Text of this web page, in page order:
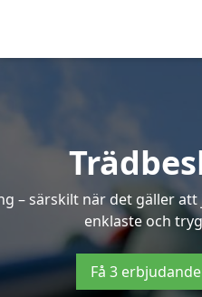
– särskilt när det gäller
enklaste och
Få 3